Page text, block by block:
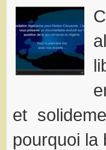
et
pourquoi la